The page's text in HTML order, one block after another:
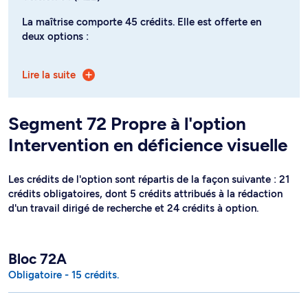
La maîtrise comporte 45 crédits. Elle est offerte en
deux options :
72),
- option Intervention clinique et recherche (segment
Lire la suite
Segment 72 Propre à l'option
Intervention en déficience visuelle
Les crédits de l'option sont répartis de la façon suivante : 21
crédits obligatoires, dont 5 crédits attribués à la rédaction
d'un travail dirigé de recherche et 24 crédits à option.
Bloc 72A
Obligatoire - 15 crédits.